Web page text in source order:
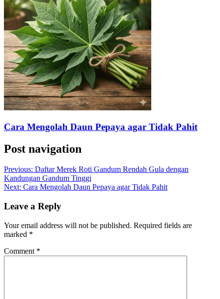
Cara Mengolah Daun Pepaya agar Tidak Pahit
Post navigation
Previous: Daftar Merek Roti Gandum Rendah Gula dengan
Kandungan Gandum Tinggi
Next: Cara Mengolah Daun Pepaya agar Tidak Pahit
Leave a Reply
Your email address will not be published. Required fields are
marked *
Comment *